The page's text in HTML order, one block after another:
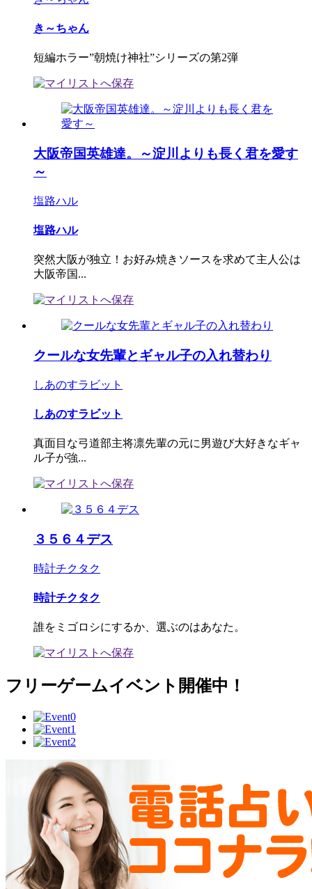
き～ちゃん
短編ホラー”朝焼け神社”シリーズの第2弾
大阪帝国英雄達。～淀川よりも長く君を愛す
～
塩路ハル
塩路ハル
突然大阪が独立！お好み焼きソースを求めて主人公は
大阪帝国...
クールな女先輩とギャル子の入れ替わり
しあのすラビット
しあのすラビット
真面目な弓道部主将凛先輩の元に男遊び大好きなギャ
ル子が強...
３５６４デス
時計チクタク
時計チクタク
誰をミゴロシにするか、選ぶのはあなた。
フリーゲームイベント開催中！